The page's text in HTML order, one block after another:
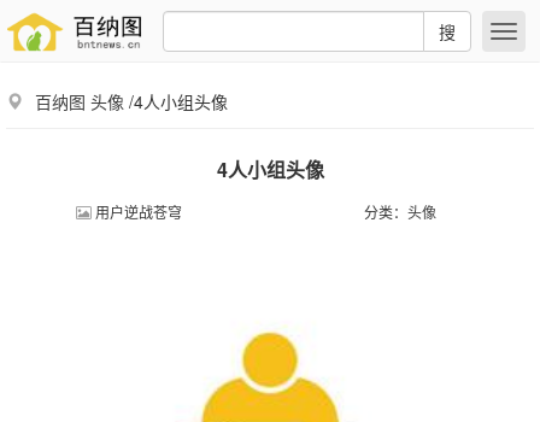
搜
百纳图 头像 /4人小组头像
4人小组头像
用户逆战苍穹 分类： 头像